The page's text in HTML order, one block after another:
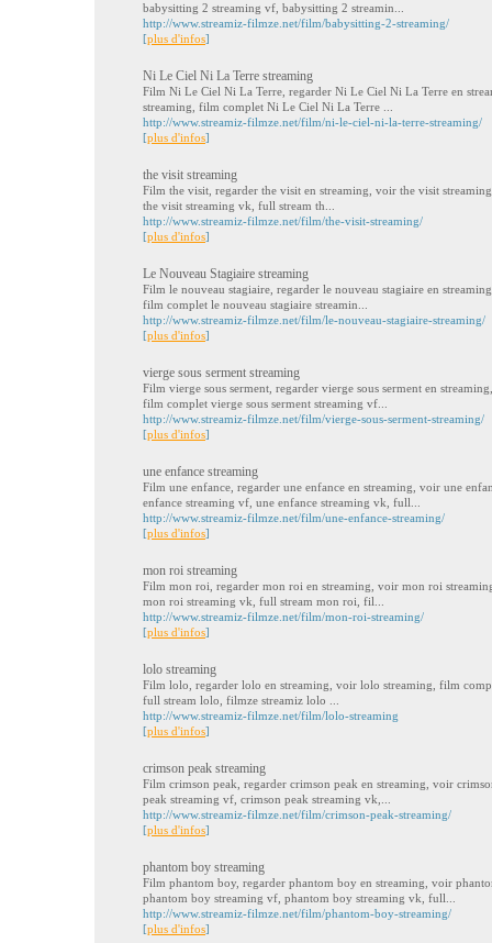
babysitting 2 streaming vf, babysitting 2 streamin...
http://www.streamiz-filmze.net/film/babysitting-2-streaming/
[plus d'infos]
Ni Le Ciel Ni La Terre streaming
Film Ni Le Ciel Ni La Terre, regarder Ni Le Ciel Ni La Terre en
streaming, film complet Ni Le Ciel Ni La Terre ...
http://www.streamiz-filmze.net/film/ni-le-ciel-ni-la-terre-streaming/
[plus d'infos]
the visit streaming
Film the visit, regarder the visit en streaming, voir the visit
the visit streaming vk, full stream th...
http://www.streamiz-filmze.net/film/the-visit-streaming/
[plus d'infos]
Le Nouveau Stagiaire streaming
Film le nouveau stagiaire, regarder le nouveau stagiaire en
film complet le nouveau stagiaire streamin...
http://www.streamiz-filmze.net/film/le-nouveau-stagiaire-streaming/
[plus d'infos]
vierge sous serment streaming
Film vierge sous serment, regarder vierge sous serment en
film complet vierge sous serment streaming vf...
http://www.streamiz-filmze.net/film/vierge-sous-serment-streaming/
[plus d'infos]
une enfance streaming
Film une enfance, regarder une enfance en streaming, voir une
enfance streaming vf, une enfance streaming vk, full...
http://www.streamiz-filmze.net/film/une-enfance-streaming/
[plus d'infos]
mon roi streaming
Film mon roi, regarder mon roi en streaming, voir mon roi
mon roi streaming vk, full stream mon roi, fil...
http://www.streamiz-filmze.net/film/mon-roi-streaming/
[plus d'infos]
lolo streaming
Film lolo, regarder lolo en streaming, voir lolo streaming, film
full stream lolo, filmze streamiz lolo ...
http://www.streamiz-filmze.net/film/lolo-streaming
[plus d'infos]
crimson peak streaming
Film crimson peak, regarder crimson peak en streaming, voir
peak streaming vf, crimson peak streaming vk,...
http://www.streamiz-filmze.net/film/crimson-peak-streaming/
[plus d'infos]
phantom boy streaming
Film phantom boy, regarder phantom boy en streaming, voir
phantom boy streaming vf, phantom boy streaming vk, full...
http://www.streamiz-filmze.net/film/phantom-boy-streaming/
[plus d'infos]